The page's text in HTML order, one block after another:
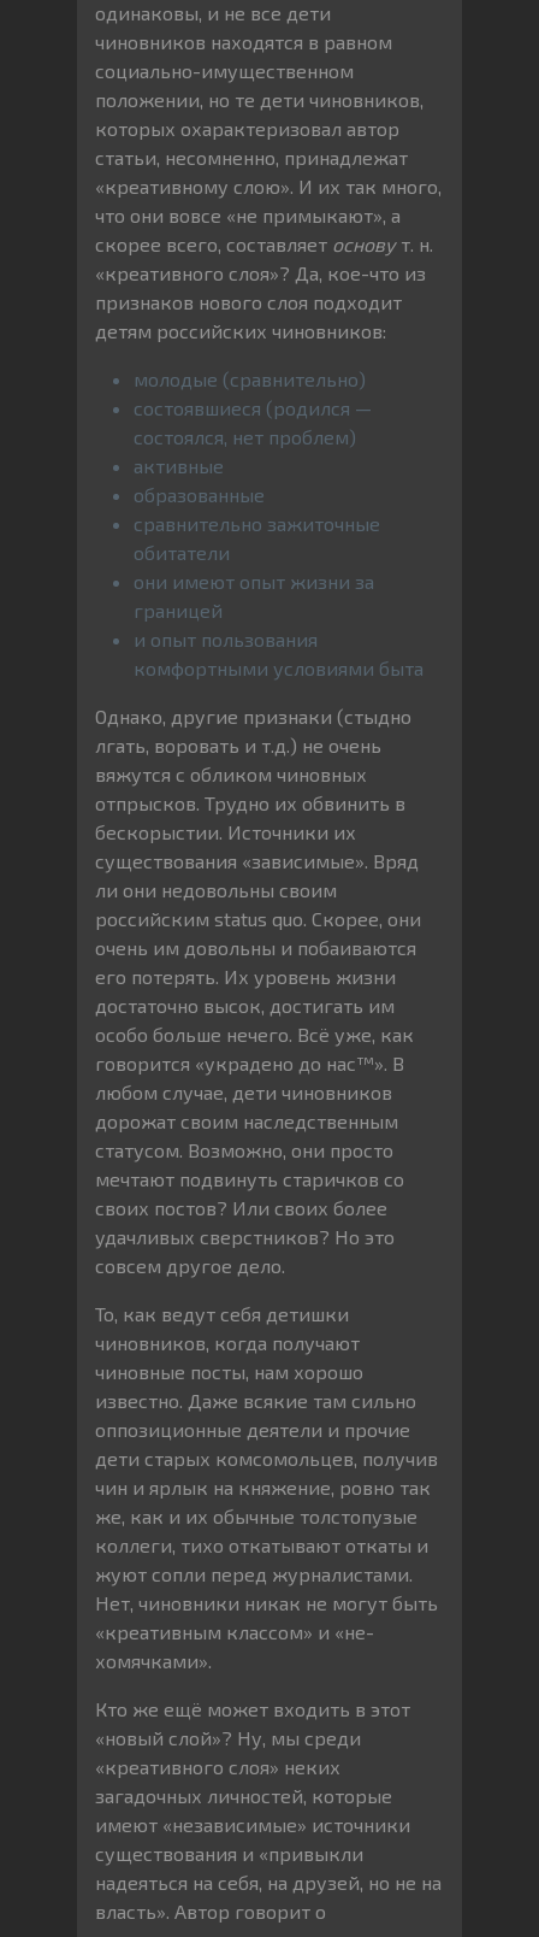
одинаковы, и не все дети
чиновников находятся в равном
социально-имущественном
положении, но те дети чиновников,
которых охарактеризовал автор
статьи, несомненно, принадлежат
«креативному слою». И их так много,
что они вовсе «не примыкают», а
скорее всего, составляет основут. н.
«креативного слоя»? Да, кое-что из
признаков нового слоя подходит
детям российских чиновников:
молодые (сравнительно)
состоявшиеся (родился —
состоялся, нет проблем)
активные
образованные
сравнительно зажиточные
обитатели
они имеют опыт жизни за
границей
и опыт пользования
комфортными условиями быта
Однако, другие признаки (стыдно
лгать, воровать и т.д.) не очень
вяжутся с обликом чиновных
отпрысков. Трудно их обвинить в
бескорыстии. Источники их
существования «зависимые». Вряд
ли они недовольны своим
российским status quo. Скорее, они
очень им довольны и побаиваются
его потерять. Их уровень жизни
достаточно высок, достигать им
особо больше нечего. Всё уже, как
говорится «украдено до нас™». В
любом случае, дети чиновников
дорожат своим наследственным
статусом. Возможно, они просто
мечтают подвинуть старичков со
своих постов? Или своих более
удачливых сверстников? Но это
совсем другое дело.
То, как ведут себя детишки
чиновников, когда получают
чиновные посты, нам хорошо
известно. Даже всякие там сильно
оппозиционные деятели и прочие
дети старых комсомольцев, получив
чин и ярлык на княжение, ровно так
же, как и их обычные толстопузые
коллеги, тихо откатывают откаты и
жуют сопли перед журналистами.
Нет, чиновники никак не могут быть
«креативным классом» и «не-
хомячками».
Кто же ещё может входить в этот
«новый слой»? Ну, мы среди
«креативного слоя» неких
загадочных личностей, которые
имеют «независимые» источники
существования и «привыкли
надеяться на себя, на друзей, но не на
власть». Автор говорит о